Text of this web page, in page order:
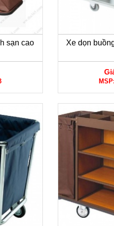
sạn cao
Xe dọn
MSP: